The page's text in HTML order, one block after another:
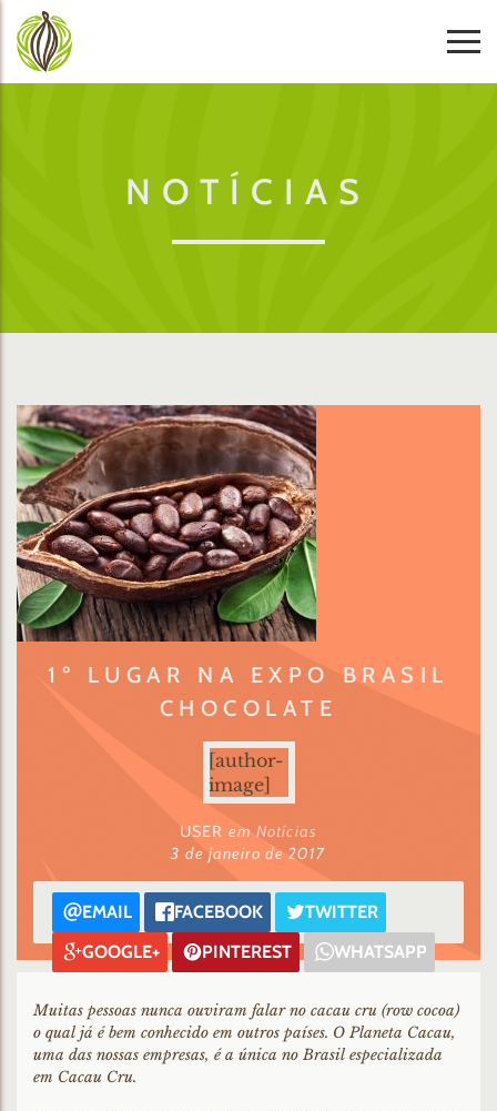
NOTÍCIAS
1º LUGAR NA EXPO BRASIL
CHOCOLATE
[author-
image]
USER emNotícias
3 de janeiro de 2017
EMAIL FACEBOOK
TWITTER
GOOGLE+
PINTEREST WHATSAPP
Muitas pessoas nunca ouviram falar no cacau cru (row cocoa)
o qual já é bem conhecido em outros países. O Planeta Cacau,
uma das nossas empresas, é a única no Brasil especializada
em Cacau Cru.